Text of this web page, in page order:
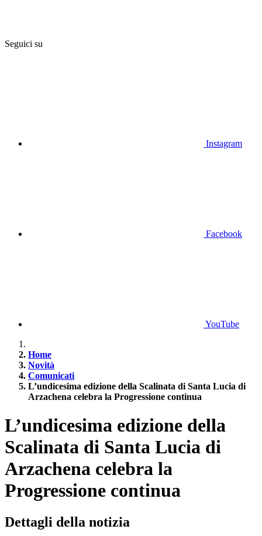
Seguici su
Instagram
Facebook
YouTube
Home
Novità
Comunicati
L’undicesima edizione della Scalinata di Santa Lucia di
Arzachena celebra la Progressione continua
L’undicesima edizione della
Scalinata di Santa Lucia di
Arzachena celebra la
Progressione continua
Dettagli della notizia